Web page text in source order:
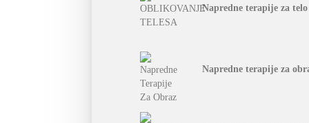
Napredne terapije za telo
Napredne terapije za